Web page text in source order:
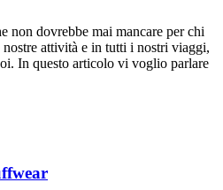
non dovrebbe mai mancare per chi
attività e in tutti i nostri viaggi,
In questo articolo vi voglio parlare